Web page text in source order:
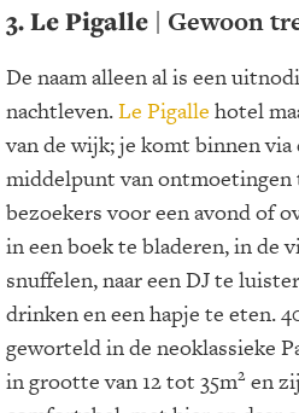
3. Le Pigalle | Gewoon
De naam alleen al is een
nachtleven.Le Pigalle hotel
van de wijk; je komt binnen via
middelpunt van ontmoetingen
bezoekers voor een avond of
in een boek te bladeren, in de
snuffelen, naar een DJ te
drinken en een hapje te eten.
geworteld in de neoklassieke
in grootte van 12 tot 35m2 en